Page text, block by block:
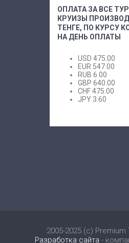
ОПЛАТА ЗА ВСЕ
КРУИЗЫ
ТЕНГЕ, ПО КУРСУ
НА ДЕНЬ ОПЛАТЫ
USD 475.00
EUR 547.00
RUB 6.00
GBP 640.00
CHF475.00
JPY 3.60
2005-2025 (c) Premium
Разработка сайта -